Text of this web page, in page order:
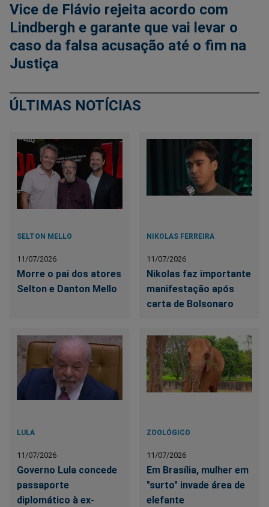
Vice de Flávio rejeita acordo com
Lindbergh e garante que vai levar o
caso da falsa acusação até o fim na
Justiça
ÚLTIMAS NOTÍCIAS
SELTON MELLO
11/07/2026
Morre o pai dos atores
Selton e Danton Mello
NIKOLAS FERREIRA
11/07/2026
Nikolas faz importante
manifestação após
carta de Bolsonaro
LULA
11/07/2026
Governo Lula concede
passaporte
diplomático à ex-
ZOOLÓGICO
11/07/2026
Em Brasília, mulher em
"surto" invade área de
elefante